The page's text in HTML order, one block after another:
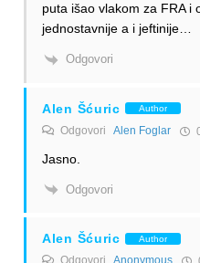
puta išao vlakom za FRA i
jednostavnije a i jeftinije…
Odgovori
Alen Šćuric Author
Odgovori Alen Foglar
Jasno.
Odgovori
Alen Šćuric Author
Odgovori Anonymous